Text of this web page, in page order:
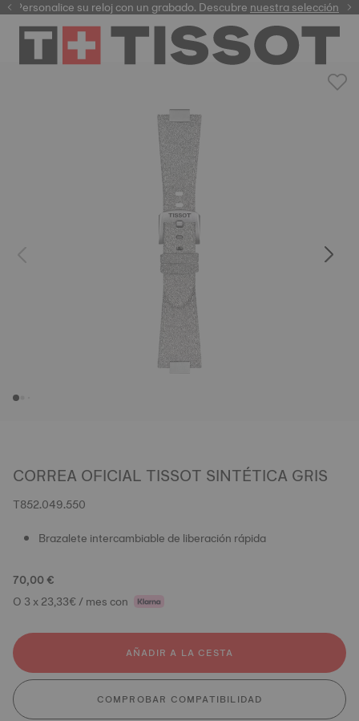
Personalice su reloj con un grabado. Descubrenuestra selección
garantía digital
CORREA OFICIAL TISSOT SINTÉTICA GRIS
T852.049.550
Brazalete intercambiable de liberación rápida
70,00 €
O 3 x 23,33€ / mes con
AÑADIR A LA CESTA
COMPROBAR COMPATIBILIDAD